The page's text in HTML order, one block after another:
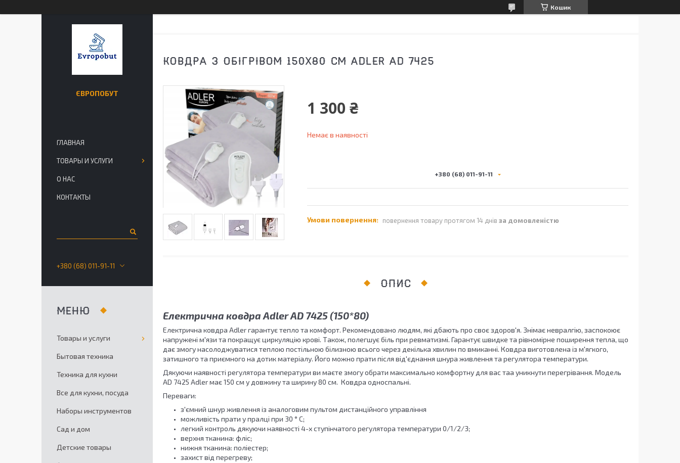
Кошик
КОВДРА З ОБІГРІВОМ 150Х80 СМ ADLER AD 7425
1 300 ₴
Немає в наявності
+380 (68) 011-91-11
повернення товару протягом 14 днів за домовленістю
ОПИС
Електрична ковдра Adler AD 7425 (150*80)
Електрична ковдра Adler гарантує тепло та комфорт. Рекомендовано людям, які дбають про своє здоров'я. Знімає невралгію, заспокоює
напружені м'язи та покращує циркуляцію крові. Також, полегшує біль при ревматизмі. Гарантує швидке та рівномірне поширення тепла, що
дає змогу насолоджуватися теплою постільною білизною всього через декілька хвилин по вмиканні. Ковдра виготовлена із м'ягкого,
затишного та приємного на дотик матеріалу. Його можно прати після від'єднання шнура живлення та регулятора температури.
Дякуючи наявності регулятора температури ви маєте змогу обрати максимально комфортну для вас таа уникнути перегрівання. Модель
AD 7425 Adler має 150 см у довжину та ширину 80 см. Ковдра односпальні.
Переваги:
з'ємний шнур живлення із аналоговим пультом дистанційного управління
можливість прати у пралці при 30 ° C;
легкий контроль дякуючи наявності 4-х ступінчатого регулятора температури 0/1/2/3;
верхня тканина: фліс;
нижня тканина: поліестер;
захист від перегреву;
ЄВРОПОБУТ
ГЛАВНАЯ
ТОВАРЫ И УСЛУГИ
О НАС
КОНТАКТЫ
+380 (68) 011-91-11
Товары и услуги
Бытовая техника
Техника для кухни
Все для кухни, посуда
Наборы инструментов
Сад и дом
Детские товары